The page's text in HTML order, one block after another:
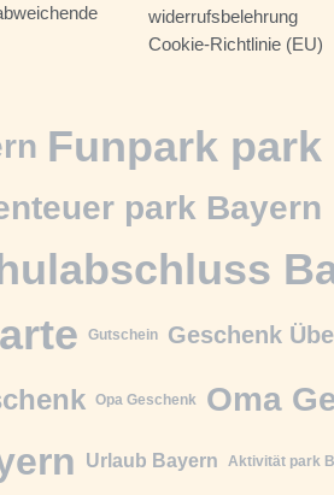
widerrufsbelehrung
Cookie-Richtlinie (EU)
Funpark park
park Bayern
Gutschein Geschenk
Opa Geschenk Oma
Urlaub Bayern Aktivität park